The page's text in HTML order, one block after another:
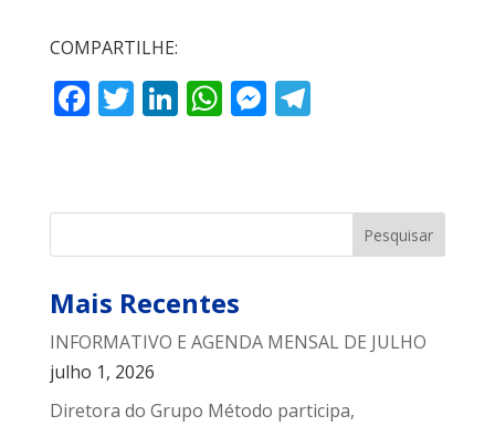
COMPARTILHE:
F
b
k
T
er
Li
e
W
s
p
M
e
T
gr
Mais Recentes
INFORMATIVO E AGENDA MENSAL DE JULHO
julho 1, 2026
Diretora do Grupo Método participa,